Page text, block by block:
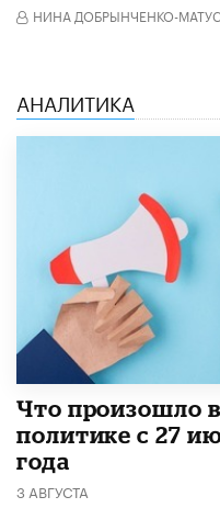
НИНА ДОБРЫНЧЕНКО-
АНАЛИТИКА
​Что произошло
политике с 27
года
3 АВГУСТА